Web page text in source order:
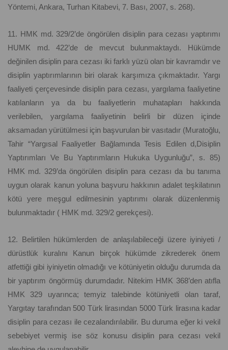
Yöntemi, Ankara, Turhan Kitabevi, 7. Bası, 2007, s. 268).
11. HMK md. 329/2’de öngörülen disiplin para cezası yaptırımı
HUMK md. 422’de de mevcut bulunmaktaydı. Hükümde
değinilen disiplin para cezası iki farklı yüzü olan bir kavramdır ve
disiplin yaptırımlarının biri olarak karşımıza çıkmaktadır. Yargı
faaliyeti çerçevesinde disiplin para cezası, yargılama faaliyetine
katılanların ya da bu faaliyetlerin muhatapları hakkında
verilebilen, yargılama faaliyetinin belirli bir düzen içinde
aksamadan yürütülmesi için başvurulan bir vasıtadır (Muratoğlu,
Tahir “Yargısal Faaliyetler Bağlamında Tesis Edilen d,Disiplin
Yaptırımları Ve Bu Yaptırımların Hukuka Uygunluğu”, s. 85)
HMK md. 329’da öngörülen disiplin para cezası da bu tanıma
uygun olarak kanun yoluna başvuru hakkının adalet teşkilatının
kötü yere meşgul edilmesinin yaptırımı olarak düzenlenmiş
bulunmaktadır ( HMK md. 329/2 gerekçesi).
12. Belirtilen hükümlerden de anlaşılabileceği üzere iyiniyeti /
dürüstlük kuralını Kanun birçok hükümde zikrederek önem
atfettiği gibi iyiniyetin olmadığı ve kötüniyetin olduğu durumda da
bir yaptırım öngörmüş durumdadır. Nitekim HMK 368’den atıfla
HMK 329 uyarınca; temyiz talebinde kötüniyetli olan taraf,
Yargıtay tarafından 500 Türk lirasından 5000 Türk lirasına kadar
disiplin para cezası ile cezalandırılabilir. Bu duruma eğer ki vekil
sebebiyet vermiş ise söz konusu disiplin para cezası vekil